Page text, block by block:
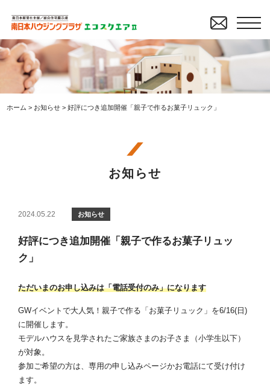
ホーム > お知らせ >好評につき追加開催「親子で作るお菓子リュック」
お知らせ
2024.05.22 お知らせ
好評につき追加開催「親子で作るお菓子リュッ
ク」
ただいまのお申し込みは「電話受付のみ」になります
GWイベントで大人気！親子で作る「お菓子リュック」を6/16(日)
に開催します。
モデルハウスを見学されたご家族さまのお子さま（小学生以下）
が対象。
参加ご希望の方は、専用の申し込みページかお電話にて受け付け
ます。